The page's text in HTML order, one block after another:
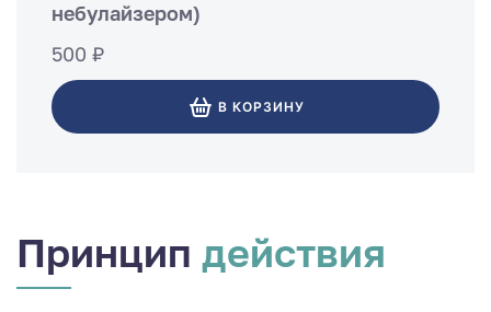
небулайзером)
500 ₽
В КОРЗИНУ
Принцип действия